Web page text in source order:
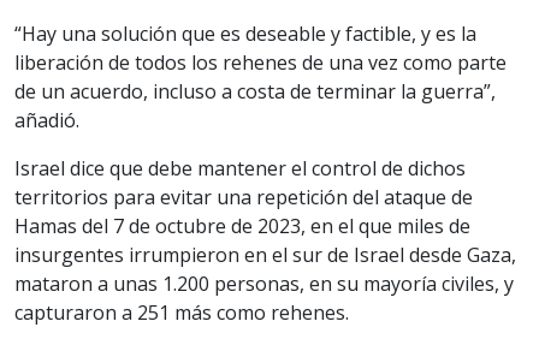
“Hay una solución que es deseable y factible, y es la
liberación de todos los rehenes de una vez como parte
de un acuerdo, incluso a costa de terminar la guerra”,
añadió.
Israel dice que debe mantener el control de dichos
territorios para evitar una repetición del ataque de
Hamas del 7 de octubre de 2023, en el que miles de
insurgentes irrumpieron en el sur de Israel desde Gaza,
mataron a unas 1.200 personas, en su mayoría civiles, y
capturaron a 251 más como rehenes.